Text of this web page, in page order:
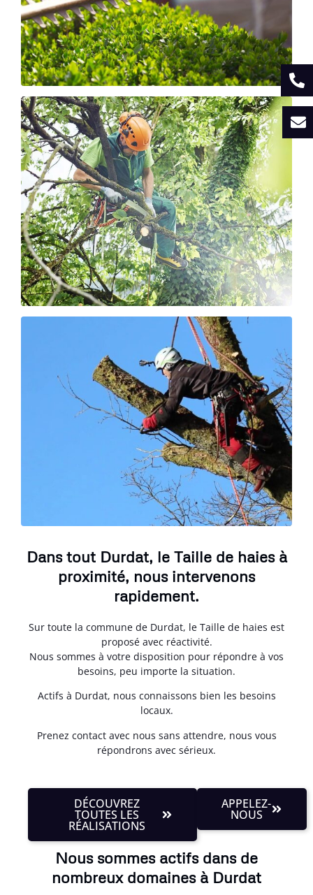
Dans tout Durdat, le Taille de haies à
proximité, nous intervenons
rapidement.
Sur toute la commune de Durdat, le Taille de haies est
proposé avec réactivité.
Nous sommes à votre disposition pour répondre à vos
besoins, peu importe la situation.
Actifs à Durdat, nous connaissons bien les besoins
locaux.
Prenez contact avec nous sans attendre, nous vous
répondrons avec sérieux.
DÉCOUVREZ
TOUTES LES
RÉALISATIONS
APPELEZ-
NOUS
Nous sommes actifs dans de
nombreux domaines à Durdat